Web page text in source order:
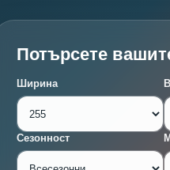
Потърсете
Ширина
Сезонност